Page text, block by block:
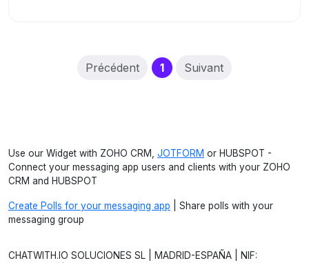
Précédent 1(current)
Suivant
Use our Widget with ZOHO CRM, JOTFORM or HUBSPOT -
Connect your messaging app users and clients with your ZOHO
CRM and HUBSPOT
Create Polls for your messaging app | Share polls with your
messaging group
CHATWITH.IO SOLUCIONES SL | MADRID-ESPAÑA | NIF: